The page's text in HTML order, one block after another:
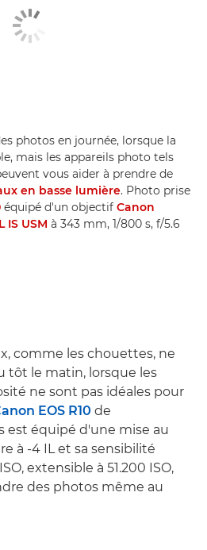
photos en journée, lorsque la
mais les appareils photo tels
vous aider à prendre de
en basse lumière. Photo prise
équipé d'un objectif Canon
IS USM à 343 mm, 1/800 s, f/5.6
comme les chouettes, ne
tôt le matin, lorsque les
ne sont pas idéales pour
EOS R10 de
est équipé d'une mise au
à -4 IL et sa sensibilité
extensible à 51.200 ISO,
des photos même au